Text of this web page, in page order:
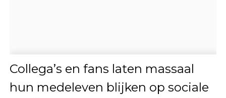
Collega’s en fans laten massaal
hun medeleven blijken op sociale